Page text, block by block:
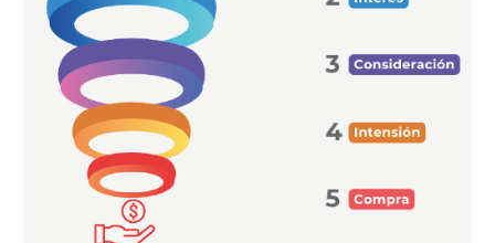
EN
EL
PUNTO
DE
VENTA
(PDV)